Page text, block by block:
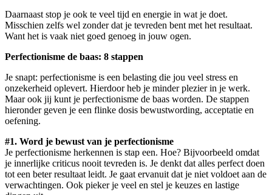
Daarnaast stop je ook te veel tijd en energie in wat je doet.
Misschien zelfs wel zonder dat je tevreden bent met het resultaat.
Want het is vaak niet goed genoeg in jouw ogen.
Perfectionisme de baas: 8 stappen
Je snapt: perfectionisme is een belasting die jou veel stress en
onzekerheid oplevert. Hierdoor heb je minder plezier in je werk.
Maar ook jij kunt je perfectionisme de baas worden. De stappen
hieronder geven je een flinke dosis bewustwording, acceptatie en
oefening.
#1. Word je bewust van je perfectionisme
Je perfectionisme herkennen is stap een. Hoe? Bijvoorbeeld omdat
je innerlijke criticus nooit tevreden is. Je denkt dat alles perfect doen
tot een beter resultaat leidt. Je gaat ervanuit dat je niet voldoet aan de
verwachtingen. Ook pieker je veel en stel je keuzes en lastige